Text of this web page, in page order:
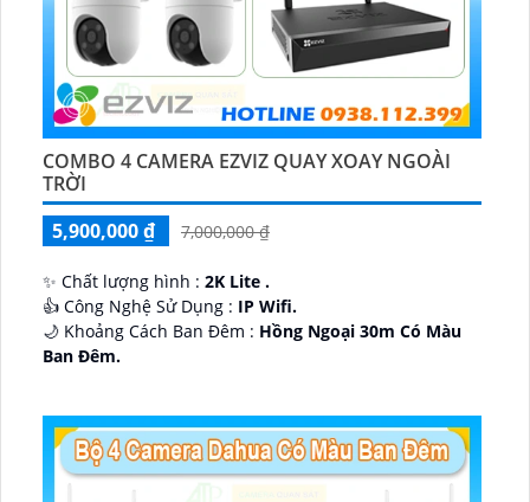
COMBO 4 CAMERA EZVIZ QUAY XOAY NGOÀI
TRỜI
5,900,000 ₫
7,000,000 ₫
✨ Chất lượng hình : 2K Lite .
👍 Công Nghệ Sử Dụng : IP Wifi.
🌙 Khoảng Cách Ban Đêm : Hồng Ngoại 30m Có Màu
Ban Ðêm.